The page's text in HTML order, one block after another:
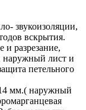
звукоизоляции,
вскрытия.
и разрезание,
наружный лист и
петельного
мм.( наружный